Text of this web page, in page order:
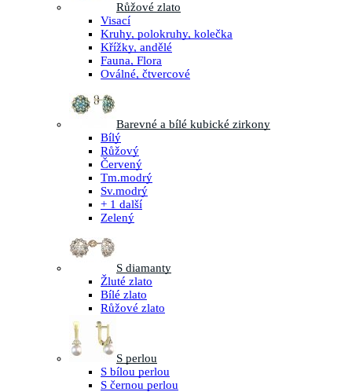
Růžové zlato
Visací
Kruhy, polokruhy, kolečka
Křížky, andělé
Fauna, Flora
Oválné, čtvercové
Barevné a bílé kubické zirkony
Bílý
Růžový
Červený
Tm.modrý
Sv.modrý
+ 1 další
Zelený
S diamanty
Žluté zlato
Bílé zlato
Růžové zlato
S perlou
S bílou perlou
S černou perlou